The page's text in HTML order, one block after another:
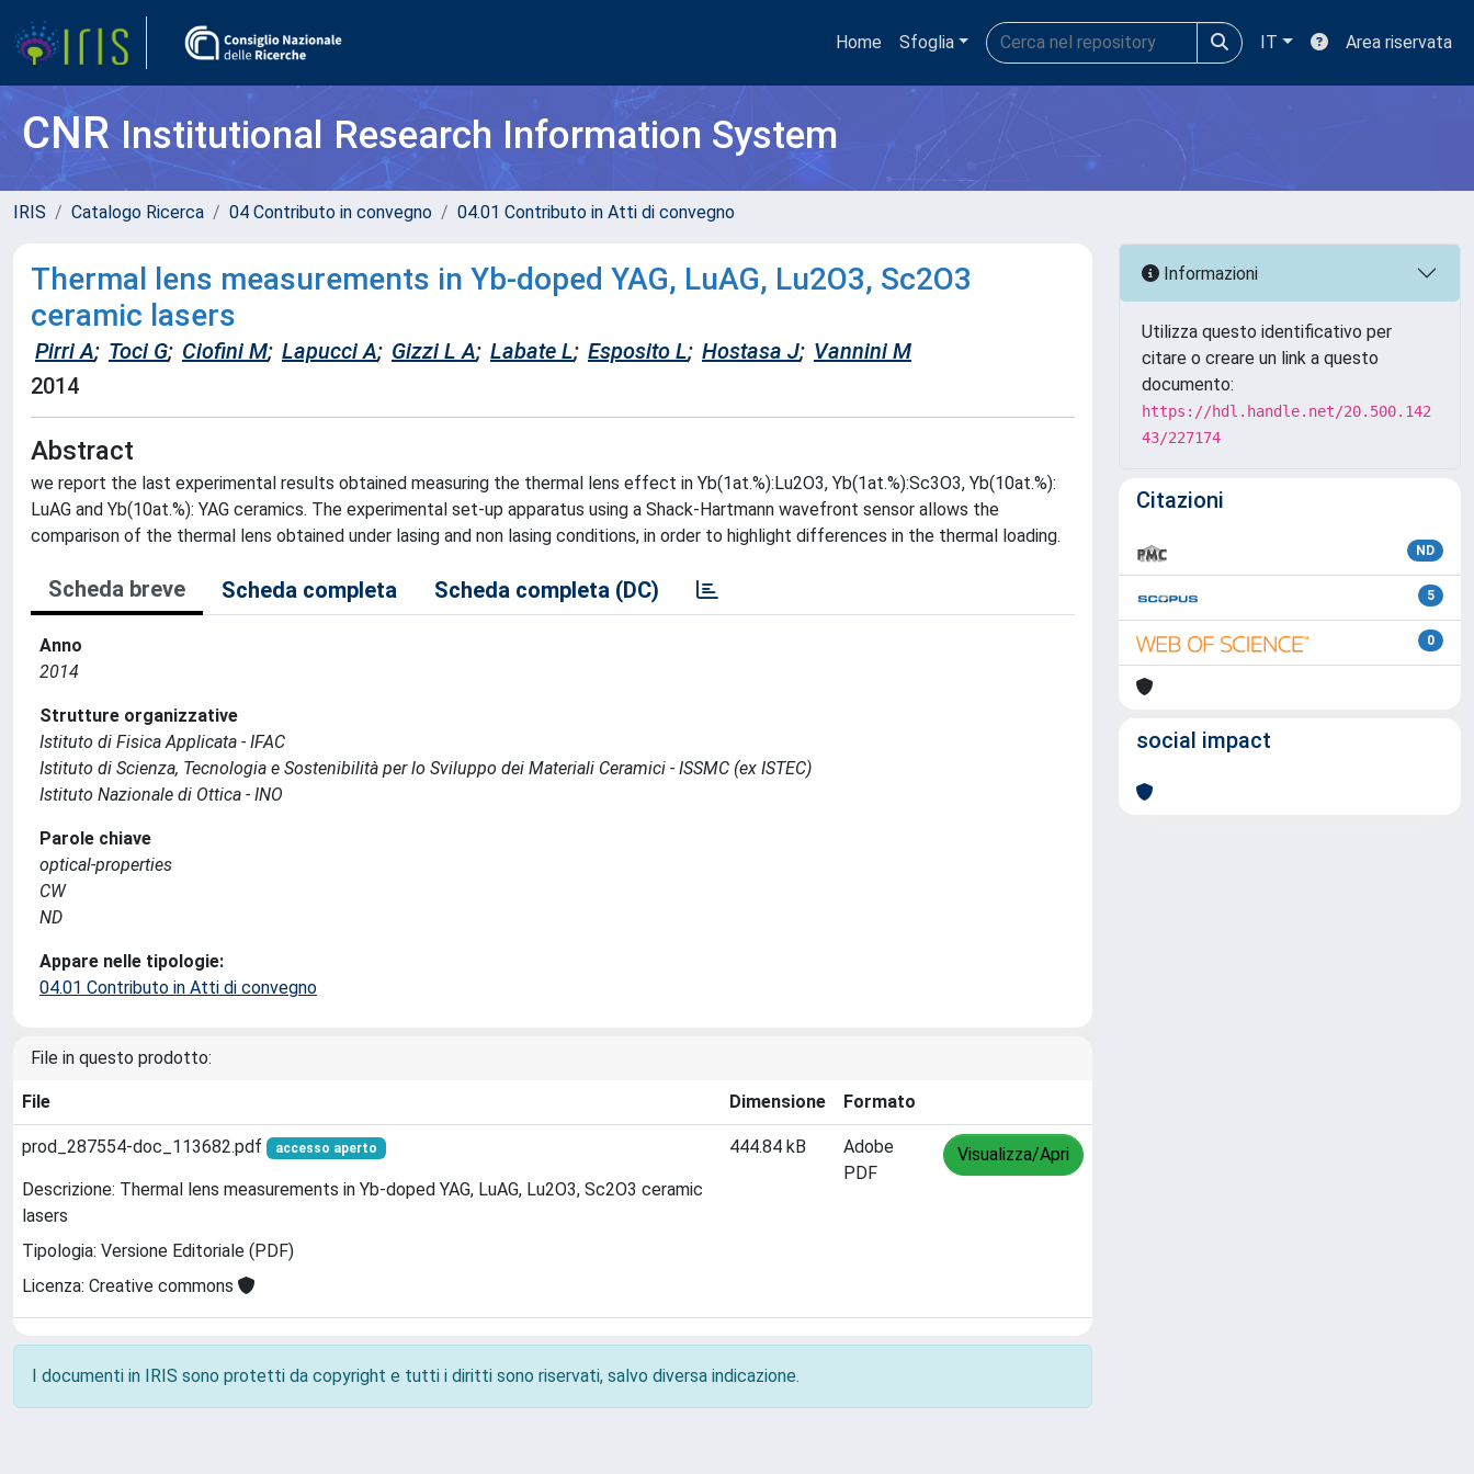
Home Sfoglia IT Area riservata
CNRInstitutional Research Information System
IRIS Catalogo Ricerca 04 Contributo in convegno 04.01 Contributo in Atti di convegno
Thermal lens measurements in Yb-doped YAG, LuAG, Lu2O3, Sc2O3
ceramic lasers
Pirri A; Toci G; Ciofini M; Lapucci A; Gizzi L A; Labate L; Esposito L; Hostasa J; Vannini M
2014
Abstract
we report the last experimental results obtained measuring the thermal lens effect in Yb(1at.%):Lu2O3, Yb(1at.%):Sc3O3, Yb(10at.%):
LuAG and Yb(10at.%): YAG ceramics. The experimental set-up apparatus using a Shack-Hartmann wavefront sensor allows the
comparison of the thermal lens obtained under lasing and non lasing conditions, in order to highlight differences in the thermal loading.
Scheda breve Scheda completa Scheda completa (DC)
Anno
2014
Strutture organizzative
Istituto di Fisica Applicata - IFAC
Istituto di Scienza, Tecnologia e Sostenibilità per lo Sviluppo dei Materiali Ceramici - ISSMC (ex ISTEC)
Istituto Nazionale di Ottica - INO
Parole chiave
optical-properties
CW
ND
Appare nelle tipologie:
04.01 Contributo in Atti di convegno
File in questo prodotto:
File Dimensione Formato
prod_287554-doc_113682.pdf accesso aperto
Descrizione: Thermal lens measurements in Yb-doped YAG, LuAG, Lu2O3, Sc2O3 ceramic
lasers
Tipologia: Versione Editoriale (PDF)
Licenza: Creative commons
444.84 kB
Adobe
PDF
Visualizza/Apri
I documenti in IRIS sono protetti da copyright e tutti i diritti sono riservati, salvo diversa indicazione.
Informazioni
Utilizza questo identificativo per
citare o creare un link a questo
documento:
https://hdl.handle.net/20.500.142
43/227174
Citazioni
ND
5
0
social impact